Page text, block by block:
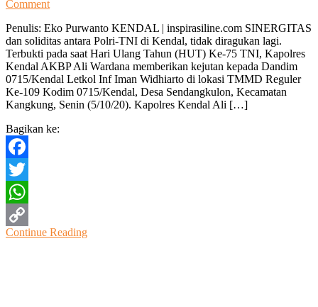
Commenton
Ke-
75
TNI,
Kapolres
Beri
Kejutan
Kue
Tahun
Penulis: Eko Purwanto KENDAL | inspirasiline.com SINERGITAS
dan soliditas antara Polri-TNI di Kendal, tidak diragukan lagi.
Terbukti pada saat Hari Ulang Tahun (HUT) Ke-75 TNI, Kapolres
Kendal AKBP Ali Wardana memberikan kejutan kepada Dandim
0715/Kendal Letkol Inf Iman Widhiarto di lokasi TMMD Reguler
Ke-109 Kodim 0715/Kendal, Desa Sendangkulon, Kecamatan
Kangkung, Senin (5/10/20). Kapolres Kendal Ali […]
Bagikan ke:
Facebook
Twitter
WhatsApp
Copy
Continue Reading